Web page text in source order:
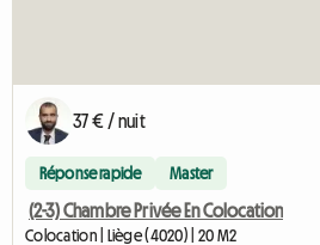
37 € / nuit
Réponse rapide Master
(2-3) Chambre Privée En Colocation
Colocation | Liège (4020) | 20 M2